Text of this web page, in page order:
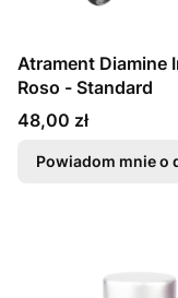
Atrament Diamine
Roso - Standard
Cena
48,00 zł
Powiadom mnie o